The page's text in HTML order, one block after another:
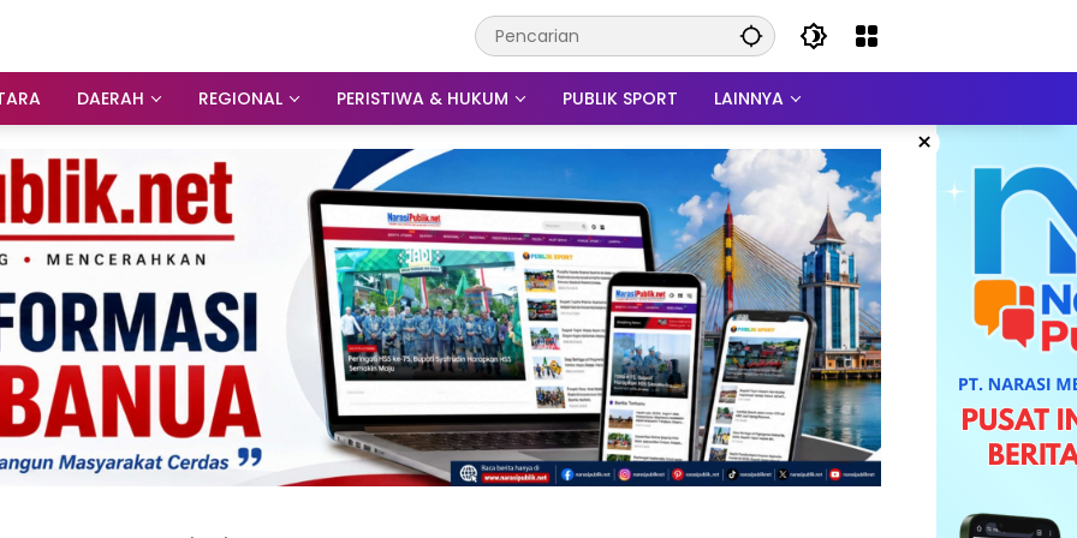
DAERAH REGIONAL PERISTIWA & HUKUM PUBLIK SPORT LAINNYA
×